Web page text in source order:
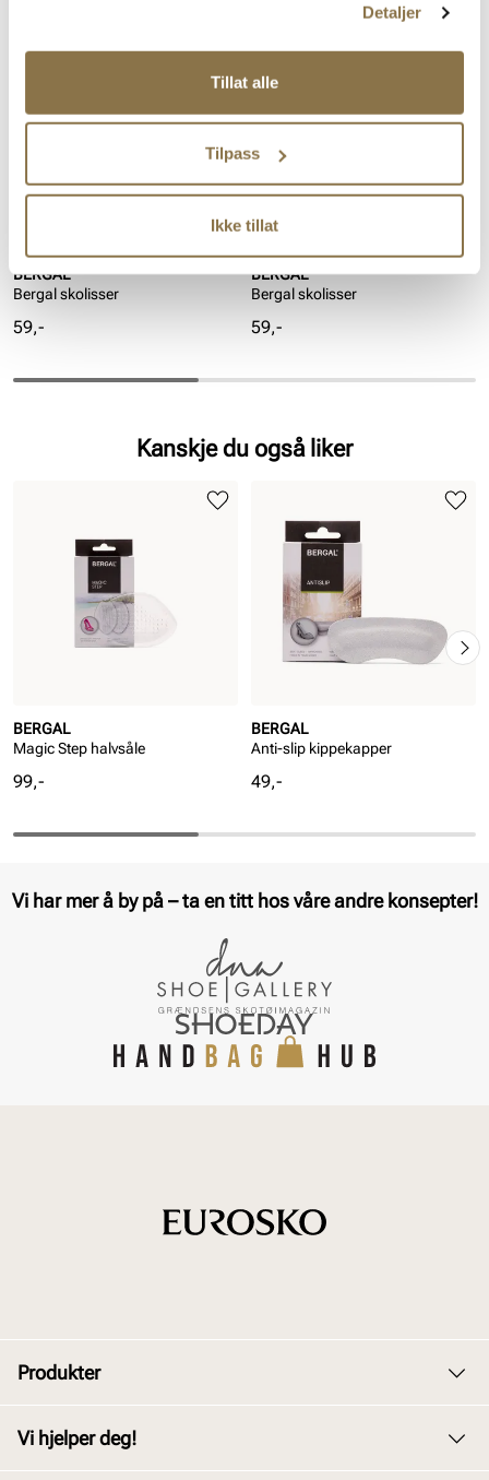
Detaljer
Tillat alle
Tilpass
Ikke tillat
BERGAL
Bergal skolisser
Pris
59,-
BERGAL
Bergal skolisser
Pris
59,-
Kanskje du også liker
BERGAL
Magic Step halvsåle
Pris
99,-
BERGAL
Anti-slip kippekapper
Pris
49,-
Vi har mer å by på – ta en titt hos våre andre konsepter!
Produkter
Vi hjelper deg!